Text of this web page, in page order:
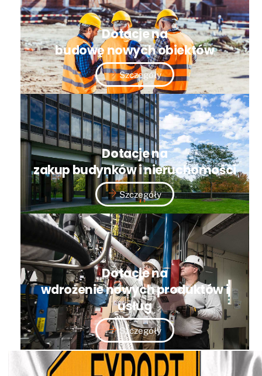
Dotacje na
budowę nowych obiektów
Szczegóły
Dotacje na
zakup budynków i nieruchomości
Szczegóły
Dotacje na
wdrożenie nowych produktów i
usług
Szczegóły